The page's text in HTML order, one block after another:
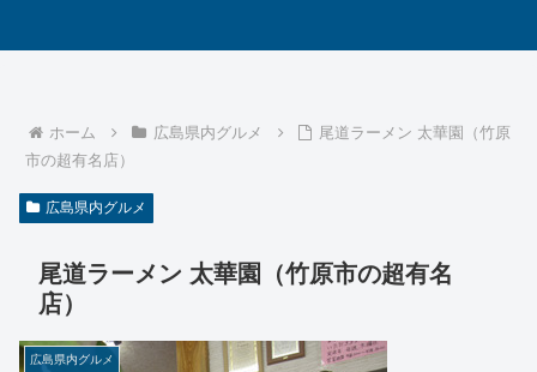
ホーム 広島県内グルメ
尾道ラーメン 太華園（竹原
市の超有名店）
広島県内グルメ
尾道ラーメン 太華園（竹原市の超有名
店）
広島県内グルメ